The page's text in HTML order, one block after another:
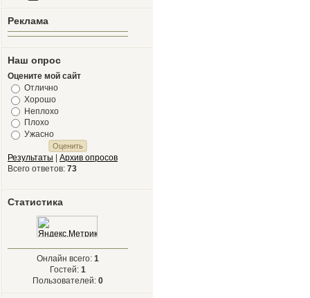
Реклама
Наш опрос
Оцените мой сайт
Отлично
Хорошо
Неплохо
Плохо
Ужасно
Результаты
Архив опросов
Всего ответов: 73
Статистика
Онлайн всего: 1
Гостей: 1
Пользователей: 0